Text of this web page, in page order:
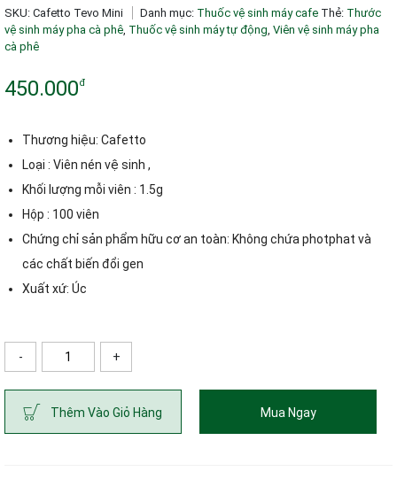
SKU: Cafetto Tevo Mini Danh mục: Thuốc vệ sinh máy cafe Thẻ: Thước
vệ sinh máy pha cà phê, Thuốc vệ sinh máy tự động, Viên vệ sinh máy pha
cà phê
450.000đ
Thương hiệu: Cafetto
Loại : Viên nén vệ sinh ,
Khối lượng mỗi viên : 1.5g
Hộp : 100 viên
Chứng chỉ sản phẩm hữu cơ an toàn: Không chứa photphat và
các chất biến đổi gen
Xuất xứ: Úc
- +
Thêm Vào Giỏ Hàng Mua Ngay